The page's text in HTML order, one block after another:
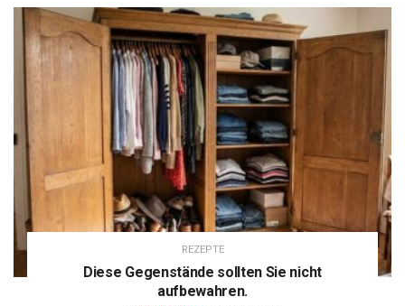
REZEPTE
Diese Gegenstände sollten Sie nicht
aufbewahren.